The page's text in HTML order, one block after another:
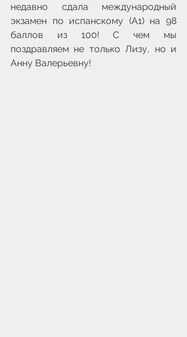
недавно сдала международный
экзамен по испанскому (А1) на 98
баллов из 100! С чем мы
поздравляем не только Лизу, но и
Анну Валерьевну!